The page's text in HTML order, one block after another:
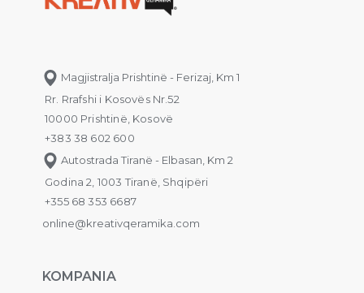
Magjistralja Prishtinë - Ferizaj, Km 1
Rr. Rrafshi i Kosovës Nr.52
10000 Prishtinë, Kosovë
+383 38 602 600
Autostrada Tiranë - Elbasan, Km 2
Godina 2, 1003 Tiranë, Shqipëri
+355 68 353 6687
online@kreativqeramika.com
KOMPANIA